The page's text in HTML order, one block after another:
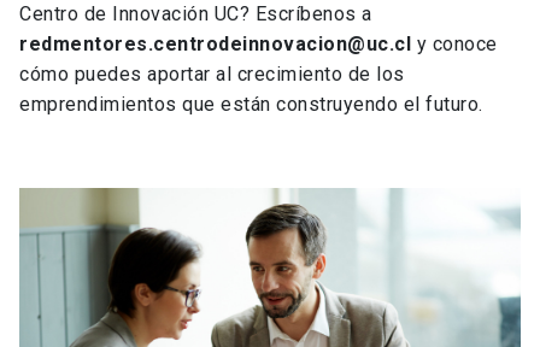
Centro de Innovación UC? Escríbenos a
redmentores.centrodeinnovacion@uc.cl y conoce
cómo puedes aportar al crecimiento de los
emprendimientos que están construyendo el futuro.